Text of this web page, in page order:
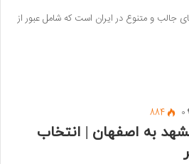
جالب و متنوع در ایران است که شامل عبور از
0
884
به اصفهان | انتخاب